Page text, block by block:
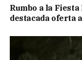
Rumbo a la
destacada oferta